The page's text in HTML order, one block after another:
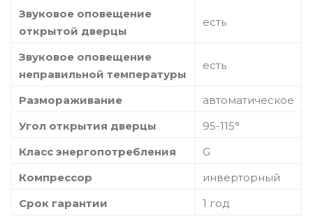
Звуковое оповещение
открытой дверцы
есть
Звуковое оповещение
неправильной температуры
есть
Размораживание
автоматическое
Угол открытия дверцы
95-115°
Класс энергопотребления
G
Компрессор
инверторный
Срок гарантии
1 год